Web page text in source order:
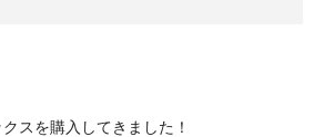
スを購入してきました！